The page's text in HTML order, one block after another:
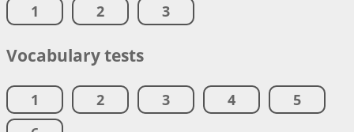
1 2 3
Vocabulary tests
1 2 3 4
5